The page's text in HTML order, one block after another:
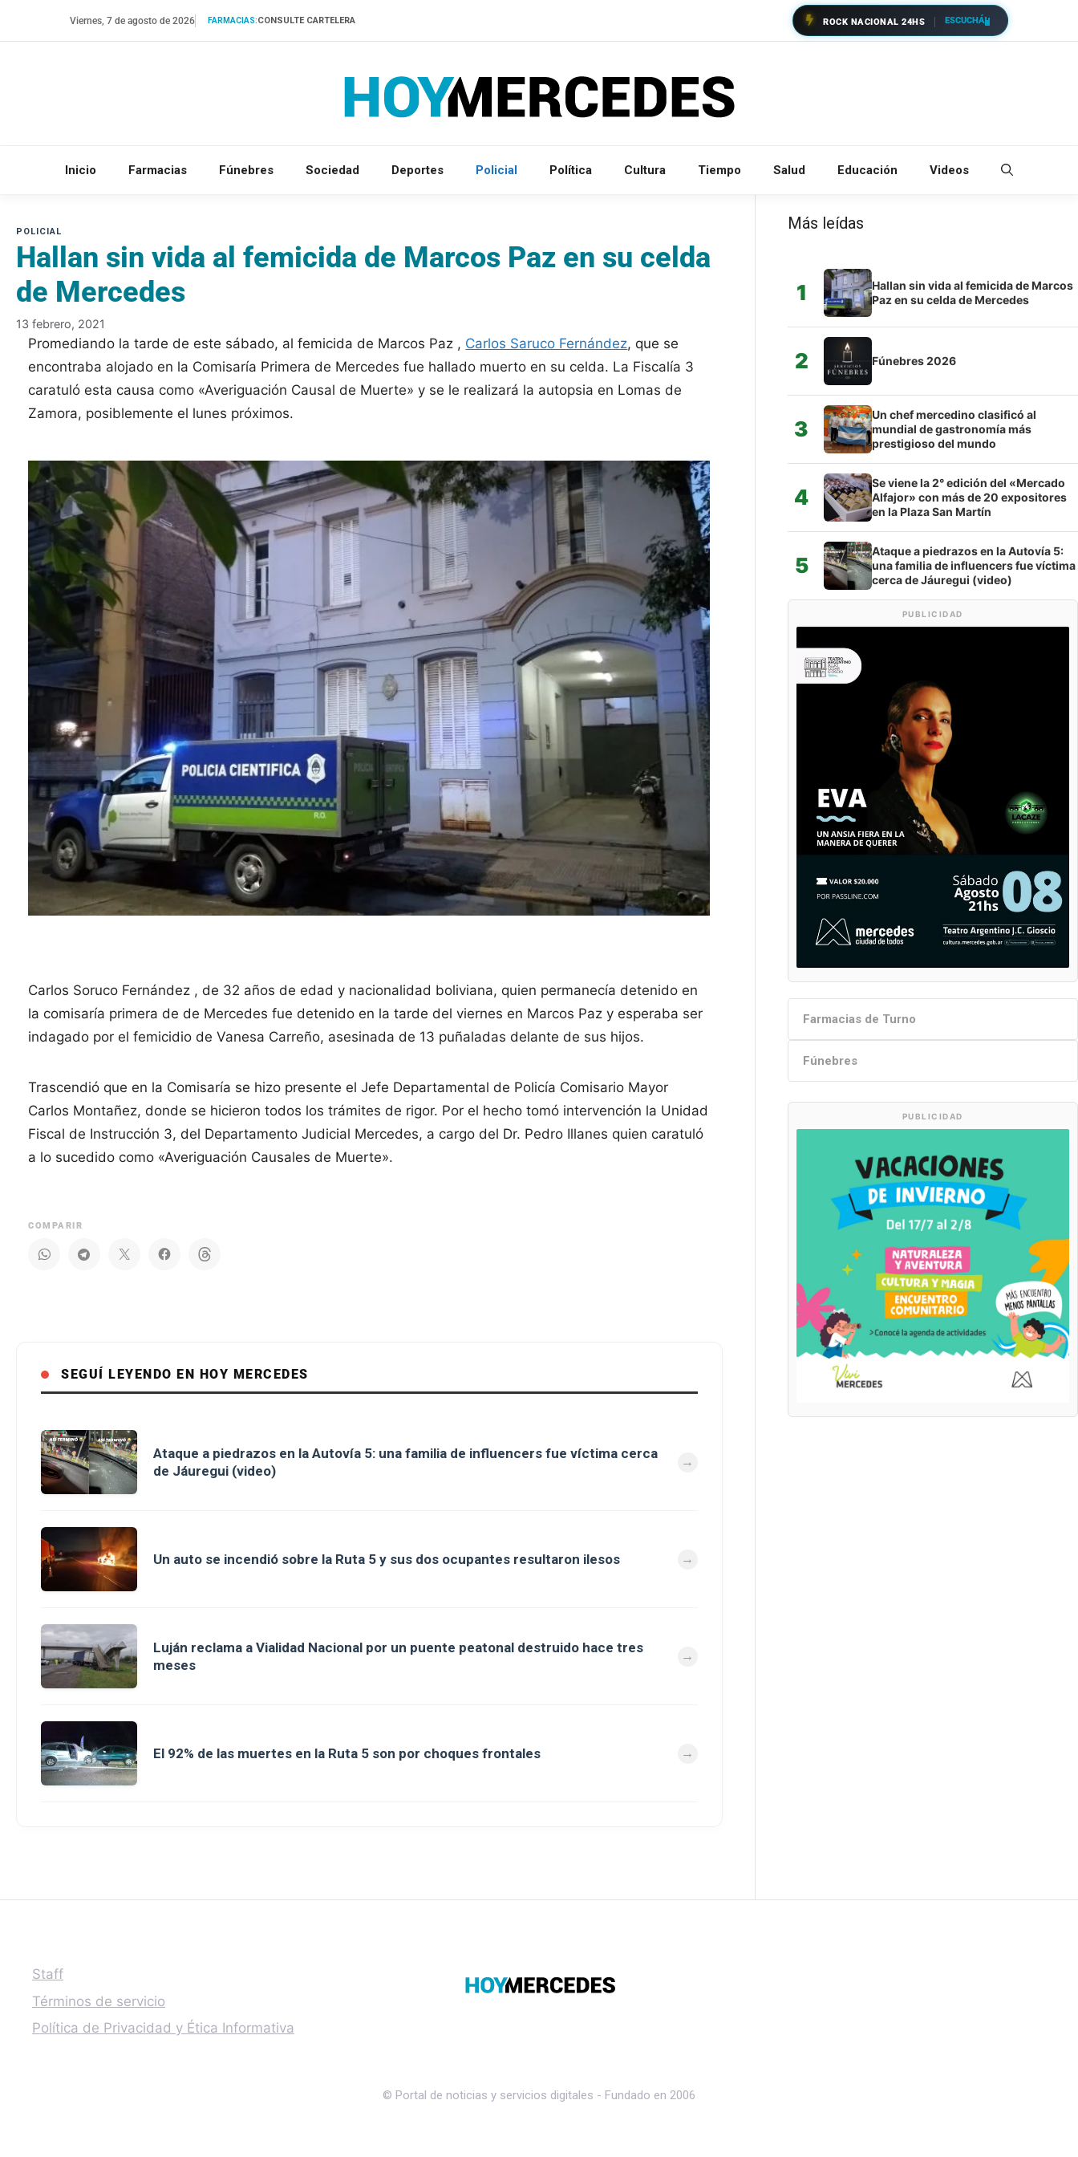
Viernes, 7 de agosto de 2026 FARMACIAS:CONSULTE CARTELERA ROCK NACIONAL 24HS ESCUCHÁ
Inicio Farmacias Fúnebres Sociedad Deportes Policial Política Cultura Tiempo Salud Educación Videos
Hallan sin vida al femicida de Marcos Paz en su celda
de Mercedes
13 febrero, 2021
Promediando la tarde de este sábado, al femicida de Marcos Paz , Carlos Saruco Fernández, que se
encontraba alojado en la Comisaría Primera de Mercedes fue hallado muerto en su celda. La Fiscalía 3
caratuló esta causa como «Averiguación Causal de Muerte» y se le realizará la autopsia en Lomas de
Zamora, posiblemente el lunes próximos.
Carlos Soruco Fernández , de 32 años de edad y nacionalidad boliviana, quien permanecía detenido en
la comisaría primera de de Mercedes fue detenido en la tarde del viernes en Marcos Paz y esperaba ser
indagado por el femicidio de Vanesa Carreño, asesinada de 13 puñaladas delante de sus hijos.
Trascendió que en la Comisaría se hizo presente el Jefe Departamental de Policía Comisario Mayor
Carlos Montañez, donde se hicieron todos los trámites de rigor. Por el hecho tomó intervención la Unidad
Fiscal de Instrucción 3, del Departamento Judicial Mercedes, a cargo del Dr. Pedro Illanes quien caratuló
a lo sucedido como «Averiguación Causales de Muerte».
COMPARIR
SEGUÍ LEYENDO EN HOY MERCEDES
Ataque a piedrazos en la Autovía 5: una familia de influencers fue víctima cerca
de Jáuregui (video)
Un auto se incendió sobre la Ruta 5 y sus dos ocupantes resultaron ilesos
Luján reclama a Vialidad Nacional por un puente peatonal destruido hace tres
meses
El 92% de las muertes en la Ruta 5 son por choques frontales
Más leídas
1
Hallan sin vida al femicida de Marcos
Paz en su celda de Mercedes
2 Fúnebres 2026
3
Un chef mercedino clasificó al
mundial de gastronomía más
prestigioso del mundo
4
Se viene la 2° edición del «Mercado
Alfajor» con más de 20 expositores
en la Plaza San Martín
5
Ataque a piedrazos en la Autovía 5:
una familia de influencers fue víctima
cerca de Jáuregui (video)
PUBLICIDAD
Farmacias de Turno
Fúnebres
PUBLICIDAD
Staff
Términos de servicio
Política de Privacidad y Ética Informativa
© Portal de noticias y servicios digitales - Fundado en 2006